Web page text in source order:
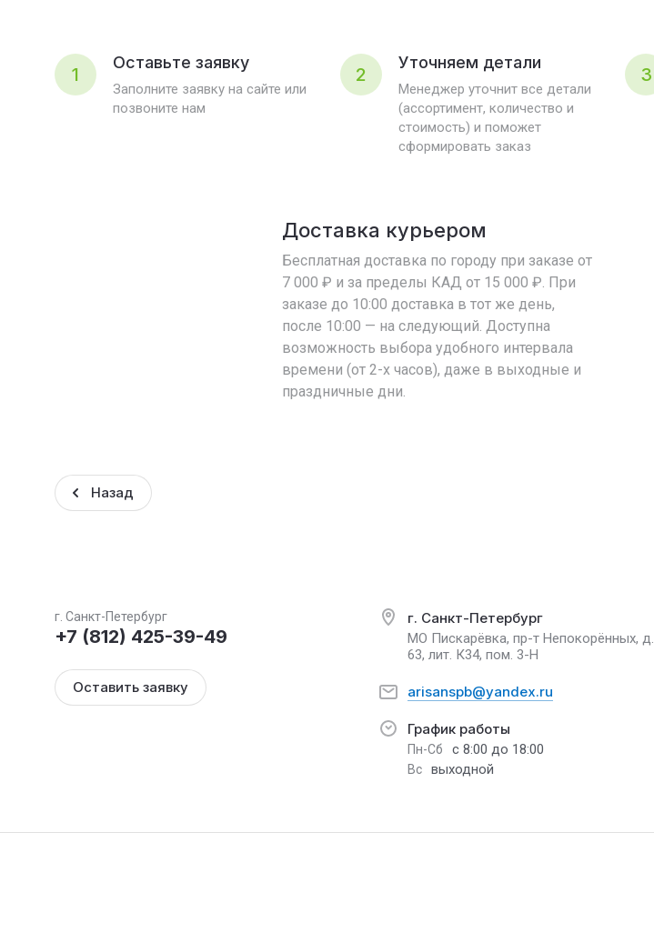
1
Оставьте заявку
Заполните заявку на сайте или
позвоните нам
2
Уточняем детали
Менеджер уточнит все детали
(ассортимент, количество и
стоимость) и поможет
сформировать заказ
3
Доставка курьером
Бесплатная доставка по городу при заказе от
7 000 ₽ и за пределы КАД от 15 000 ₽. При
заказе до 10:00 доставка в тот же день,
после 10:00 — на следующий. Доступна
возможность выбора удобного интервала
времени (от 2-х часов), даже в выходные и
праздничные дни.
Назад
г. Санкт-Петербург
+7 (812) 425-39-49
Оставить заявку
г. Санкт-Петербург
МО Пискарёвка, пр-т Непокорённых, д.
63, лит. К34, пом. 3-Н
arisanspb@yandex.ru
График работы
Пн-Сб с 8:00 до 18:00
Вс выходной